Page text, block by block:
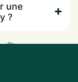
une
?